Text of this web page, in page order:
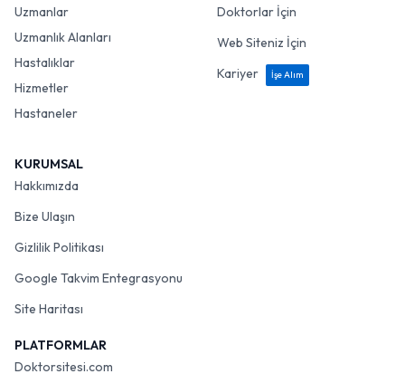
Uzmanlar
Uzmanlık Alanları
Hastalıklar
Hizmetler
Hastaneler
Doktorlar İçin
Web Siteniz İçin
Kariyer
İşe Alım
KURUMSAL
Hakkımızda
Bize Ulaşın
Gizlilik Politikası
Google Takvim Entegrasyonu
Site Haritası
PLATFORMLAR
Doktorsitesi.com